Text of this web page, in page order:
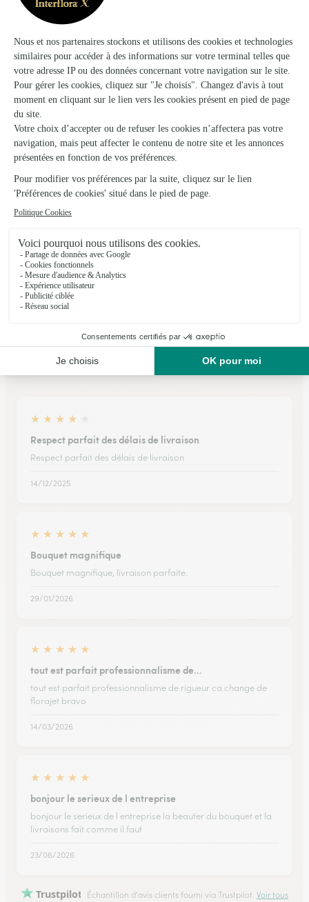
★★★★4.3 (73)
425, rue de Bordeaux
Voir la boutique
Art et Creation Pervenche
La Couronne
Voir la boutique
Ils ont fait livrer des fleurs ou une plante à
★ ★ ★ ★
Respect parfait des délais de livraison
Respect parfait des délais de livraison
14/12/2025
★ ★ ★ ★ ★
Bouquet magnifique
Bouquet magnifique, livraison parfaite.
29/01/2026
★ ★ ★ ★ ★
tout est parfait professionnalisme de…
tout est parfait professionnalisme de rigueur ca change de
florajet bravo
14/03/2026
★ ★ ★ ★ ★
bonjour le serieux de l entreprise
bonjour le serieux de l entreprise la beauter du bouquet et la
livraisons fait comme il faut
23/06/2026
Trustpilot Échantillon d'avis clients fourni via Trustpilot. Voir tous